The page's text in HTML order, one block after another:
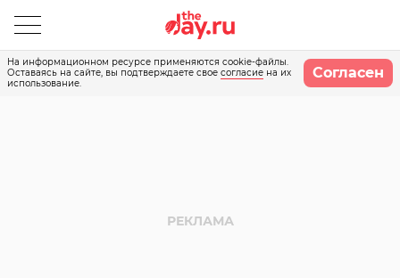
На информационном ресурсе применяются cookie-файлы.
Оставаясь на сайте, вы подтверждаете свое согласие на их
использование.
Согласен